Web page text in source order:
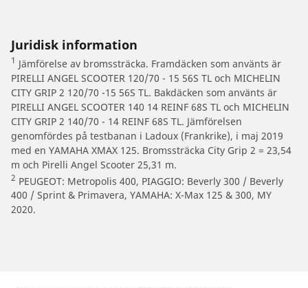
Juridisk information
1 Jämförelse av bromssträcka. Framdäcken som använts är
PIRELLI ANGEL SCOOTER 120/70 - 15 56S TL och MICHELIN
CITY GRIP 2 120/70 -15 56S TL. Bakdäcken som använts är
PIRELLI ANGEL SCOOTER 140 14 REINF 68S TL och MICHELIN
CITY GRIP 2 140/70 - 14 REINF 68S TL. Jämförelsen
genomfördes på testbanan i Ladoux (Frankrike), i maj 2019
med en YAMAHA XMAX 125. Bromssträcka City Grip 2 = 23,54
m och Pirelli Angel Scooter 25,31 m.
2 PEUGEOT: Metropolis 400, PIAGGIO: Beverly 300 / Beverly
400 / Sprint & Primavera, YAMAHA: X-Max 125 & 300, MY
2020.